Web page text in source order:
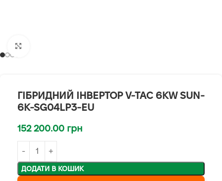
ГІБРИДНИЙ ІНВЕРТОР V-TAC 6KW SUN-
6K-SG04LP3-EU
152 200.00 грн
ДОДАТИ В КОШИК